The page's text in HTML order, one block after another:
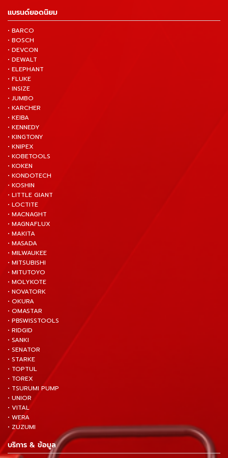
แบรนด์ยอดนิยม
• BARCO
• BOSCH
• DEVCON
• DEWALT
• ELEPHANT
• FLUKE
• INSIZE
• JUMBO
• KARCHER
• KEIBA
• KENNEDY
• KINGTONY
• KNIPEX
• KOBETOOLS
• KOKEN
• KONDOTECH
• KOSHIN
• LITTLE GIANT
• LOCTITE
• MACNAGHT
• MAGNAFLUX
• MAKITA
• MASADA
• MILWAUKEE
• MITSUBISHI
• MITUTOYO
• MOLYKOTE
• NOVATORK
• OKURA
• OMASTAR
• PBSWISSTOOLS
• RIDGID
• SANKI
• SENATOR
• STARKE
• TOPTUL
• TOREX
• TSURUMI PUMP
• UNIOR
• VITAL
• WERA
• ZUZUMI
บริการ & ข้อมูล